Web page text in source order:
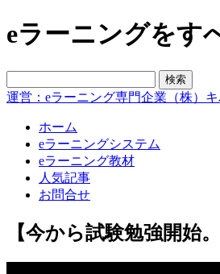
eラーニングをす
運営：eラーニング専門企業（株）
ホーム
eラーニングシステム
eラーニング教材
人気記事
お問合せ
【今から試験勉強開始